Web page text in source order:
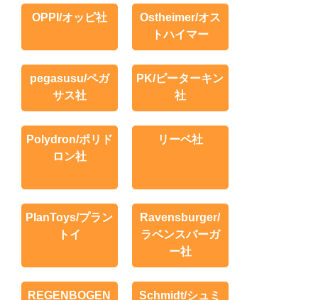
OPPI/オッピ社
Ostheimer/オス
トハイマー
pegasusu/ペガ
サス社
PK/ピーターキン
社
Polydron/ポリド
ロン社
リーベ社
PlanToys/プラン
トイ
Ravensburger/
ラベンスバーガ
ー社
REGENBOGEN Schmidt/シュミ